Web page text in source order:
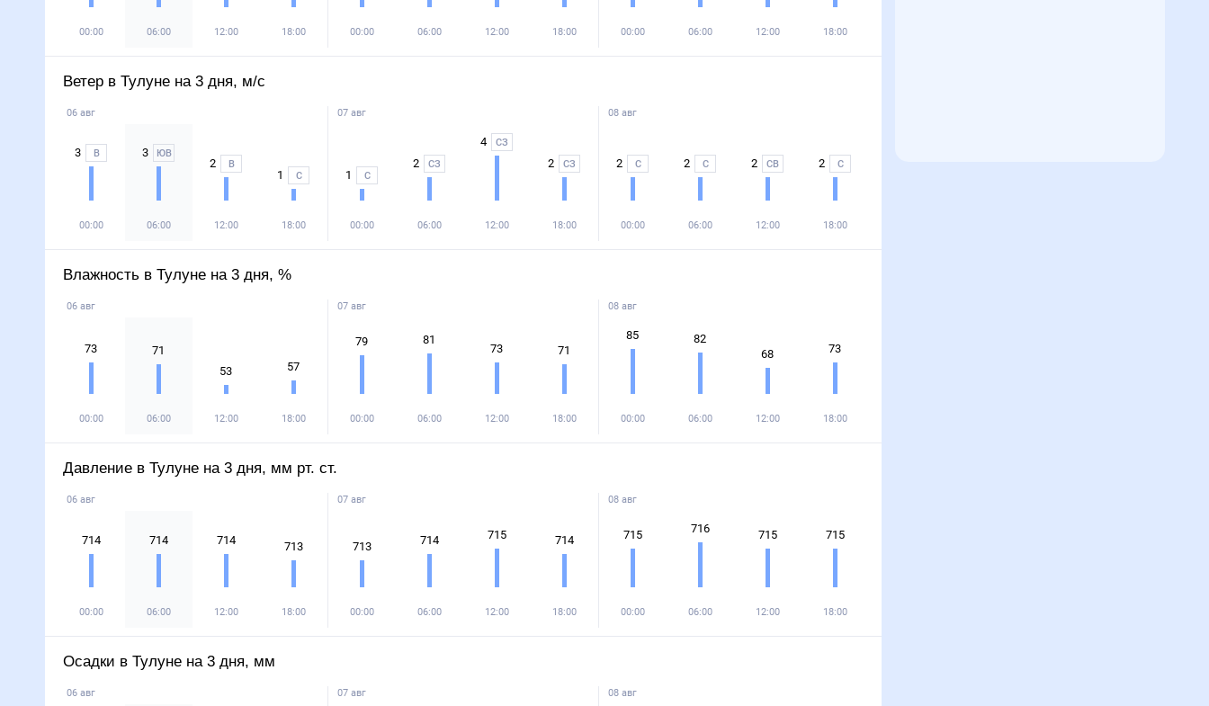
00:00 06:00 12:00 18:00 00:00 06:00 12:00 18:00 00:00 06:00 12:00 18:00
Ветер в Тулуне на 3 дня, м/с
06 авг
3 В
00:00
3 ЮВ
06:00
2 В
12:00
1 С
18:00
07 авг
1 С
00:00
2 СЗ
06:00
4 СЗ
12:00
2 СЗ
18:00
08 авг
2 С
00:00
2 С
06:00
2 СВ
12:00
2 С
18:00
Влажность в Тулуне на 3 дня, %
06 авг
73
00:00
71
06:00
53
12:00
57
18:00
07 авг
79
00:00
81
06:00
73
12:00
71
18:00
08 авг
85
00:00
82
06:00
68
12:00
73
18:00
Давление в Тулуне на 3 дня, мм рт. ст.
06 авг
714
00:00
714
06:00
714
12:00
713
18:00
07 авг
713
00:00
714
06:00
715
12:00
714
18:00
08 авг
715
00:00
716
06:00
715
12:00
715
18:00
Осадки в Тулуне на 3 дня, мм
06 авг 07 авг 08 авг